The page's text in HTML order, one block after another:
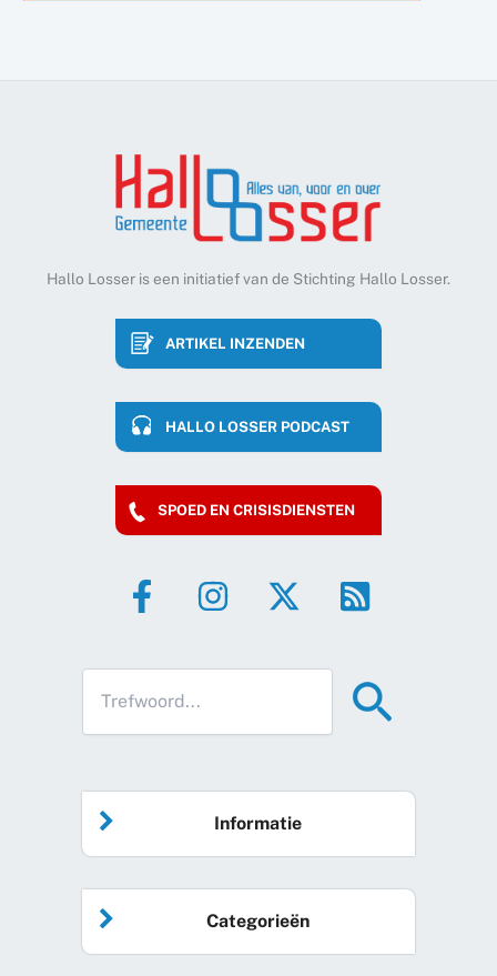
Hallo Losser is een initiatief van de Stichting Hallo Losser.
ARTIKEL INZENDEN
HALLO LOSSER PODCAST
SPOED EN CRISISDIENSTEN
Informatie
Home
Categorieën